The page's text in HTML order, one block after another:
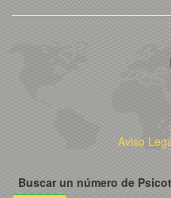
Aviso
Buscar un número de